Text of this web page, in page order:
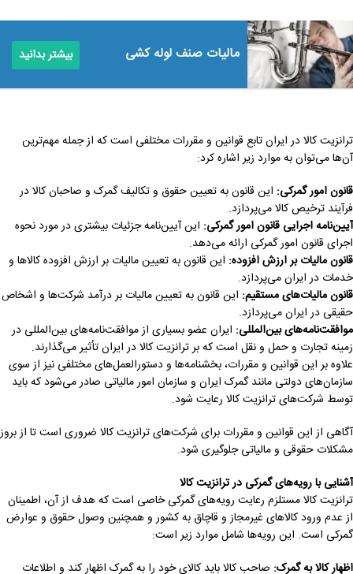
مالیات صنف لوله کشی بیشتر بدانید
ترانزیت کالا در ایران تابع قوانین و مقررات مختلفی است که از جمله مهم‌ترین
آن‌ها می‌توان به موارد زیر اشاره کرد:
قانون امور گمرکی: این قانون به تعیین حقوق و تکالیف گمرک و صاحبان کالا در
فرآیند ترخیص کالا می‌پردازد.
آیین‌نامه اجرایی قانون امور گمرکی: این آیین‌نامه جزئیات بیشتری در مورد نحوه
اجرای قانون امور گمرکی ارائه می‌دهد.
قانون مالیات بر ارزش افزوده: این قانون به تعیین مالیات بر ارزش افزوده کالاها و
خدمات در ایران می‌پردازد.
قانون مالیات‌های مستقیم: این قانون به تعیین مالیات بر درآمد شرکت‌ها و اشخاص
حقیقی در ایران می‌پردازد.
موافقت‌نامه‌های بین‌المللی: ایران عضو بسیاری از موافقت‌نامه‌های بین‌المللی در
زمینه تجارت و حمل و نقل است که بر ترانزیت کالا در ایران تأثیر می‌گذارند.
علاوه بر این قوانین و مقررات، بخشنامه‌ها و دستورالعمل‌های مختلفی نیز از سوی
سازمان‌های دولتی مانند گمرک ایران و سازمان امور مالیاتی صادر می‌شود که باید
توسط شرکت‌های ترانزیت کالا رعایت شود.
آگاهی از این قوانین و مقررات برای شرکت‌های ترانزیت کالا ضروری است تا از بروز
مشکلات حقوقی و مالیاتی جلوگیری شود.
آشنایی با رویه‌های گمرکی در ترانزیت کالا
ترانزیت کالا مستلزم رعایت رویه‌های گمرکی خاصی است که هدف از آن، اطمینان
از عدم ورود کالاهای غیرمجاز و قاچاق به کشور و همچنین وصول حقوق و عوارض
گمرکی است. این رویه‌ها شامل موارد زیر است:
اظهار کالا به گمرک: صاحب کالا باید کالای خود را به گمرک اظهار کند و اطلاعات